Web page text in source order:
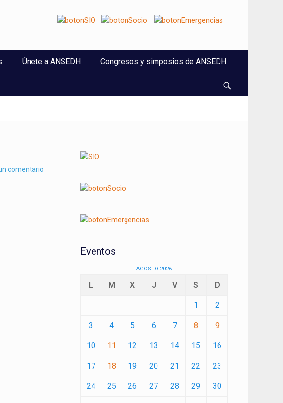
Únete a ANSEDH Congresos y simposios de ANSEDH
comentario
Eventos
AGOSTO 2026
L M X J V S D
1 2
3 4 5 6 7 8 9
10 11 12 13 14 15 16
17 18 19 20 21 22 23
24 25 26 27 28 29 30